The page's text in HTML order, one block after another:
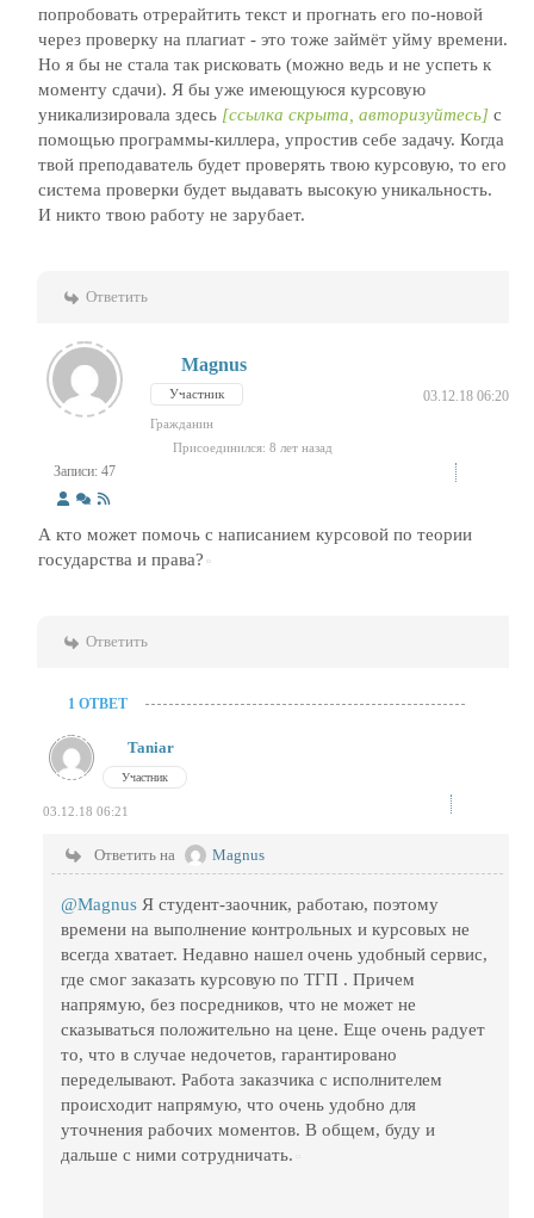
попробовать отрерайтить текст и прогнать его по-новой
через проверку на плагиат - это тоже займёт уйму времени.
Но я бы не стала так рисковать (можно ведь и не успеть к
моменту сдачи). Я бы уже имеющуюся курсовую
уникализировала здесь [ссылка скрыта, авторизуйтесь] с
помощью программы-киллера, упростив себе задачу. Когда
твой преподаватель будет проверять твою курсовую, то его
система проверки будет выдавать высокую уникальность.
И никто твою работу не зарубает.
Ответить
Записи: 47
Magnus
Участник 03.12.18 06:20
Гражданин
Присоединился: 8 лет назад
А кто может помочь с написанием курсовой по теории
государства и права?
Ответить
1 ОТВЕТ
Taniar
Участник
03.12.18 06:21
Ответить на Magnus
@Magnus Я студент-заочник, работаю, поэтому
времени на выполнение контрольных и курсовых не
всегда хватает. Недавно нашел очень удобный сервис,
где смог заказать курсовую по ТГП . Причем
напрямую, без посредников, что не может не
сказываться положительно на цене. Еще очень радует
то, что в случае недочетов, гарантировано
переделывают. Работа заказчика с исполнителем
происходит напрямую, что очень удобно для
уточнения рабочих моментов. В общем, буду и
дальше с ними сотрудничать.